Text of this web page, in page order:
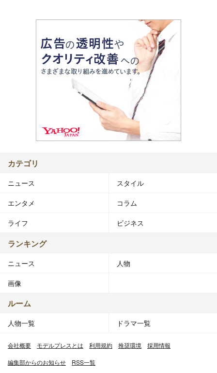
カテゴリ
ニュース スタイル
エンタメ コラム
ライフ ビジネス
ランキング
ニュース 人物
画像
ルーム
人物一覧 ドラマ一覧
会社概要 モデルプレスとは 利用規約 推奨環境 採用情報
編集部からのお知らせ RSS一覧